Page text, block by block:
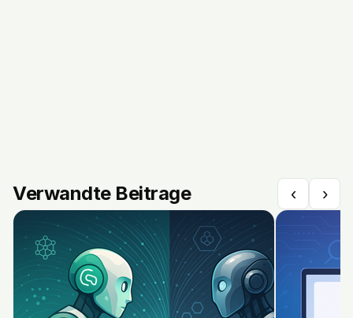
Verwandte Beitrage ‹ ›